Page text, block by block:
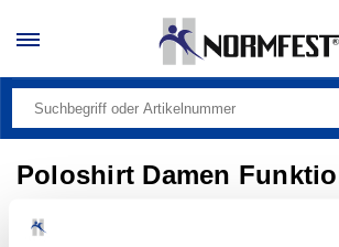
Poloshirt Damen
Alle Produkte (0)